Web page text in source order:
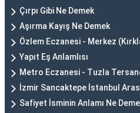
Çırpı Gibi Ne Demek
Aşırma Kayış Ne Demek
Özlem Eczanesi - Merkez
Yapıt Eş Anlamlısı
Metro Eczanesi - Tuzla
İzmir Sancaktepe İstanbul
Safiyet İsminin Anlamı Ne